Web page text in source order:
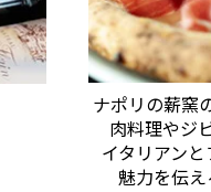
ナポリの薪窯
肉料理やジ
イタリアン
魅力を伝